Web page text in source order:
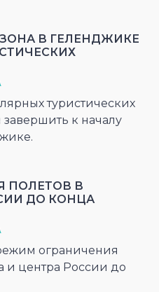
В ГЕЛЕНДЖИКЕ
туристических
к началу
ПОЛЕТОВ В
ДО КОНЦА
ограничения
и центра России до